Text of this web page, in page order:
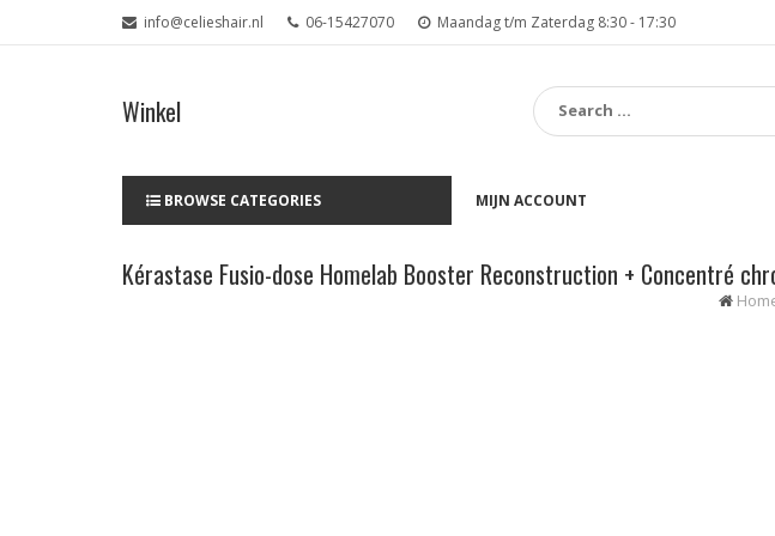
info@celieshair.nl 06-15427070 Maandag t/m Zaterdag 8:30 - 17:30
Winkel :
BROWSE CATEGORIES MIJN ACCOUNT
Kérastase Fusio-dose Homelab Booster Reconstruction + Concentré